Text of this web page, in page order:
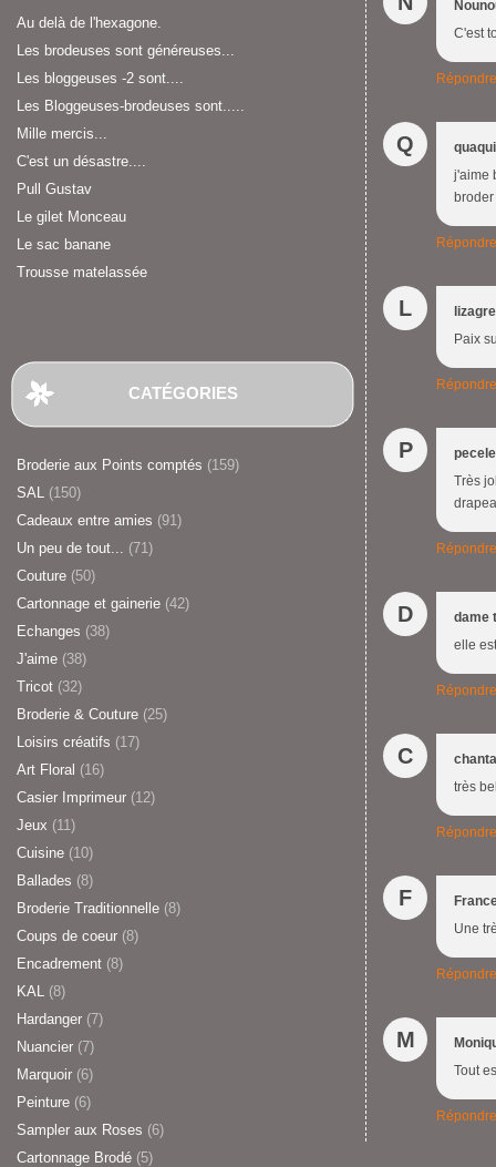
Au delà de l'hexagone.
Les brodeuses sont généreuses...
Les bloggeuses -2 sont....
Les Bloggeuses-brodeuses sont.....
Mille mercis...
C'est un désastre....
Pull Gustav
Le gilet Monceau
Le sac banane
Trousse matelassée
CATÉGORIES
Broderie aux Points comptés (159)
SAL (150)
Cadeaux entre amies (91)
Un peu de tout... (71)
Couture (50)
Cartonnage et gainerie (42)
Echanges (38)
J'aime (38)
Tricot (32)
Broderie & Couture (25)
Loisirs créatifs (17)
Art Floral (16)
Casier Imprimeur (12)
Jeux (11)
Cuisine (10)
Ballades (8)
Broderie Traditionnelle (8)
Coups de coeur (8)
Encadrement (8)
KAL (8)
Hardanger (7)
Nuancier (7)
Marquoir (6)
Peinture (6)
Sampler aux Roses (6)
Cartonnage Brodé (5)
C'est
Répondre
Q
j'aime
Répondre
L
Paix
Répondre
P
Très
Répondre
D
dame
elle
Répondre
C
très
Répondre
F
Une
Répondre
M
Tout
Répondre